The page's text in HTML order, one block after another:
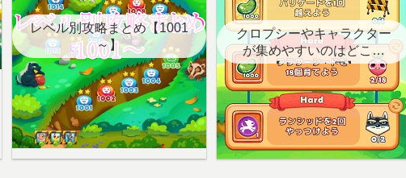
レベル別攻略まとめ【1001
～】
クロプシーやキャラクター
が集めやすいのはどこ？
【クエスト用】